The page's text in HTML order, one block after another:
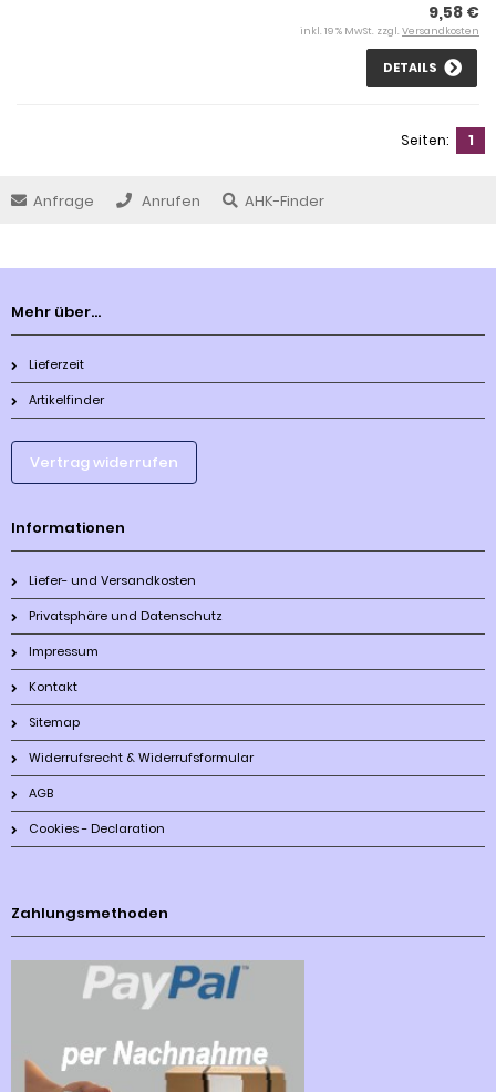
9,58 €
inkl. 19 % MwSt. zzgl. Versandkosten
DETAILS
Seiten: 1
Anfrage Anrufen AHK-Finder
Mehr über...
Lieferzeit
Artikelfinder
Vertrag widerrufen
Informationen
Liefer- und Versandkosten
Privatsphäre und Datenschutz
Impressum
Kontakt
Sitemap
Widerrufsrecht & Widerrufsformular
AGB
Cookies - Declaration
Zahlungsmethoden